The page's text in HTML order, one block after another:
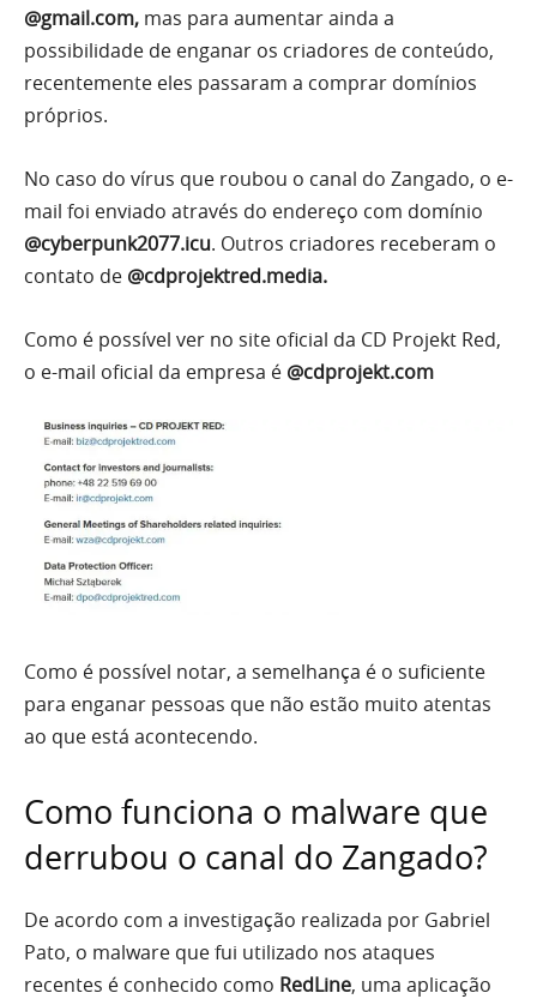
@gmail.com, mas para aumentar ainda a
possibilidade de enganar os criadores de conteúdo,
recentemente eles passaram a comprar domínios
próprios.
No caso do vírus que roubou o canal do Zangado, o e-
mail foi enviado através do endereço com domínio
@cyberpunk2077.icu. Outros criadores receberam o
contato de @cdprojektred.media.
Como é possível ver no site oficial da CD Projekt Red,
o e-mail oficial da empresa é @cdprojekt.com
Como é possível notar, a semelhança é o suficiente
para enganar pessoas que não estão muito atentas
ao que está acontecendo.
Como funciona o malware que
derrubou o canal do Zangado?
De acordo com a investigação realizada por Gabriel
Pato, o malware que fui utilizado nos ataques
recentes é conhecido como RedLine, uma aplicação